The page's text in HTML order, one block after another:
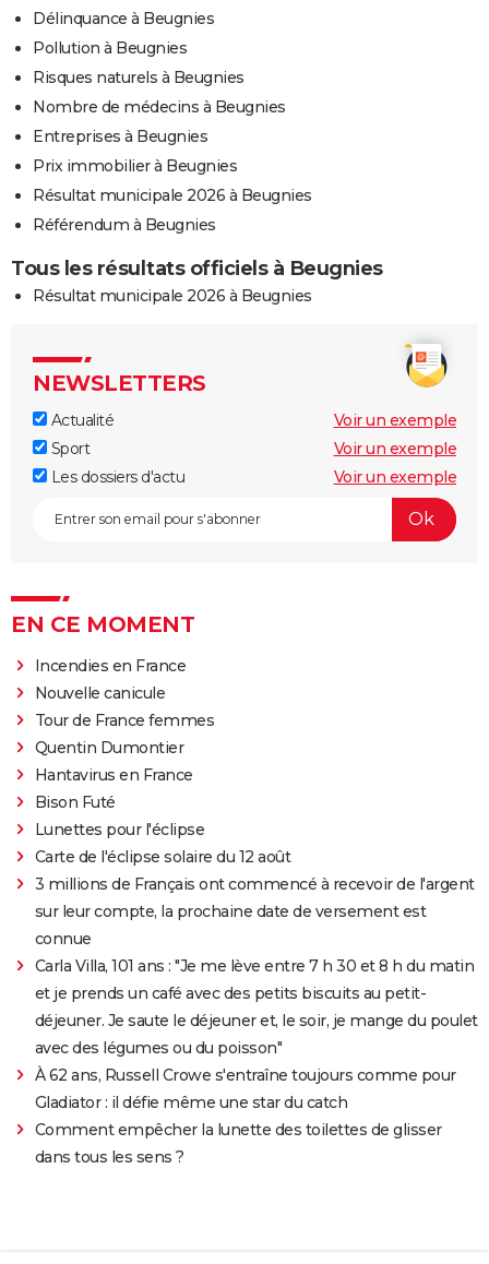
Délinquance à Beugnies
Pollution à Beugnies
Risques naturels à Beugnies
Nombre de médecins à Beugnies
Entreprises à Beugnies
Prix immobilier à Beugnies
Résultat municipale 2026 à Beugnies
Référendum à Beugnies
Tous les résultats officiels à Beugnies
Résultat municipale 2026 à Beugnies
NEWSLETTERS
Actualité
Voir un exemple
Sport
Voir un exemple
Les dossiers d'actu
Voir un exemple
EN CE MOMENT
Incendies en France
Nouvelle canicule
Tour de France femmes
Quentin Dumontier
Hantavirus en France
Bison Futé
Lunettes pour l'éclipse
Carte de l'éclipse solaire du 12 août
3 millions de Français ont commencé à recevoir de l'argent
sur leur compte, la prochaine date de versement est
connue
Carla Villa, 101 ans : "Je me lève entre 7 h 30 et 8 h du matin
et je prends un café avec des petits biscuits au petit-
déjeuner. Je saute le déjeuner et, le soir, je mange du poulet
avec des légumes ou du poisson"
À 62 ans, Russell Crowe s'entraîne toujours comme pour
Gladiator : il défie même une star du catch
Comment empêcher la lunette des toilettes de glisser
dans tous les sens ?